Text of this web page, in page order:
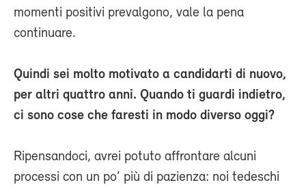
momenti positivi prevalgono, vale la pena
continuare.
Quindi sei molto motivato a candidarti di nuovo,
per altri quattro anni. Quando ti guardi indietro,
ci sono cose che faresti in modo diverso oggi?
Ripensandoci, avrei potuto affrontare alcuni
processi con un po’ più di pazienza: noi tedeschi